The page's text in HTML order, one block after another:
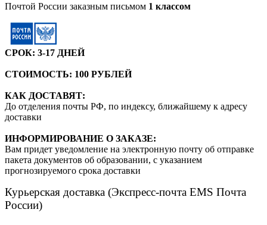
Почтой России заказным письмом 1 классом
СРОК: 3-17 ДНЕЙ
СТОИМОСТЬ: 100 РУБЛЕЙ
КАК ДОСТАВЯТ:
До отделения почты РФ, по индексу, ближайшему к адресу
доставки
ИНФОРМИРОВАНИЕ О ЗАКАЗЕ:
Вам придет уведомление на электронную почту об отправке
пакета документов об образовании, с указанием
прогнозируемого срока доставки
Курьерская доставка (Экспресс-почта EMS Почта
России)